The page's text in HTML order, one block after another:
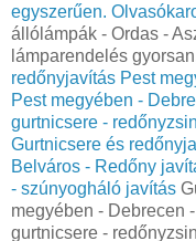
egyszerűen.
állólámpák - Ordas -
lámparendelés
redőnyjavítás Pest
Pest megyében -
gurtnicsere -
Gurtnicsere és
Belváros - Redőny
- szúnyogháló javítás
megyében - Debrecen
gurtnicsere -